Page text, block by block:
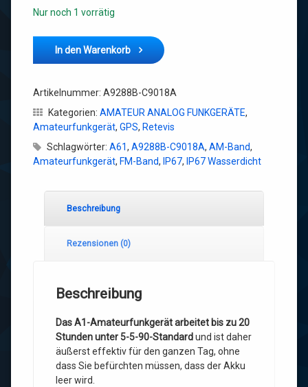
Nur noch 1 vorrätig
Retevis A61 [A9288B-C9018A] Amateurfunkgerät mit GPS
In den Warenkorb
Artikelnummer: A9288B-C9018A
Kategorien: AMATEUR ANALOG FUNKGERÄTE,
Amateurfunkgerät, GPS, Retevis
Schlagwörter: A61, A9288B-C9018A, AM-Band,
Amateurfunkgerät, FM-Band, IP67, IP67 Wasserdicht
Beschreibung
Rezensionen (0)
Beschreibung
Das A1-Amateurfunkgerät arbeitet bis zu 20
Stunden unter 5-5-90-Standardund ist daher
äußerst effektiv für den ganzen Tag, ohne
dass Sie befürchten müssen, dass der Akku
leer wird.